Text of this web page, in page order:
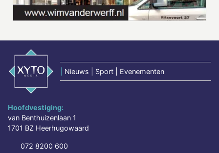
Nieuws | Sport | Evenementen
Hoofdvestiging:
van Benthuizenlaan 1
1701 BZ Heerhugowaard
072 8200 600